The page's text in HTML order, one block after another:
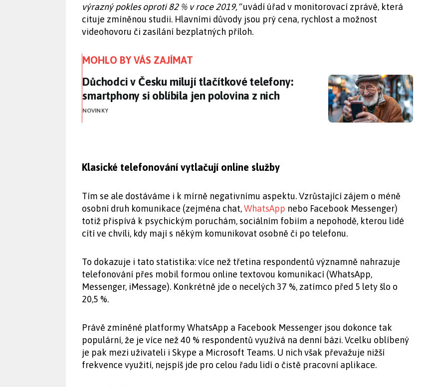
výrazný pokles oproti 82 % v roce 2019,“uvádí úřad v monitorovací zprávě, která
cituje zmíněnou studii. Hlavními důvody jsou prý cena, rychlost a možnost
videohovoru či zasílání bezplatných příloh.
MOHLO BY VÁS ZAJÍMAT
Důchodci v Česku milují tlačítkové telefony: smartphony si oblíbila jen
Důchodci v Česku milují tlačítkové telefony:
smartphony si oblíbila jen polovina z nich
NOVINKY
Klasické telefonování vytlačují online služby
Tím se ale dostáváme i k mírně negativnímu aspektu. Vzrůstající zájem o méně
osobní druh komunikace (zejména chat,WhatsApp nebo Facebook Messenger)
totiž přispívá k psychickým poruchám, sociálním fobiím a nepohodě, kterou lidé
cítí ve chvíli, kdy mají s někým komunikovat osobně či po telefonu.
To dokazuje i tato statistika: více než třetina respondentů významně nahrazuje
telefonování přes mobil formou online textovou komunikací (WhatsApp,
Messenger, iMessage). Konkrétně jde o necelých 37 %, zatímco před 5 lety šlo o
20,5 %.
Právě zmíněné platformy WhatsApp a Facebook Messenger jsou dokonce tak
populární, že je více než 40 % respondentů využívá na denní bázi. Vcelku oblíbený
je pak mezi uživateli i Skype a Microsoft Teams. U nich však převažuje nižší
frekvence využití, nejspíš jde pro celou řadu lidí o čistě pracovní aplikace.